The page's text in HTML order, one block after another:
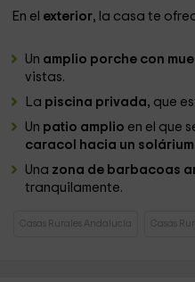
En el exterior, la casa te
Un amplio porche con
vistas.
La piscina privada, que
Un patio amplio en el que
caracol hacia un
Una zona de barbacoas
tranquilamente.
Casas Rurales Andalucía Casas